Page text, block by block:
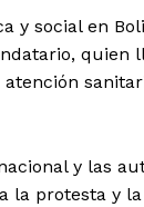
y social en
quien
y las
protesta y